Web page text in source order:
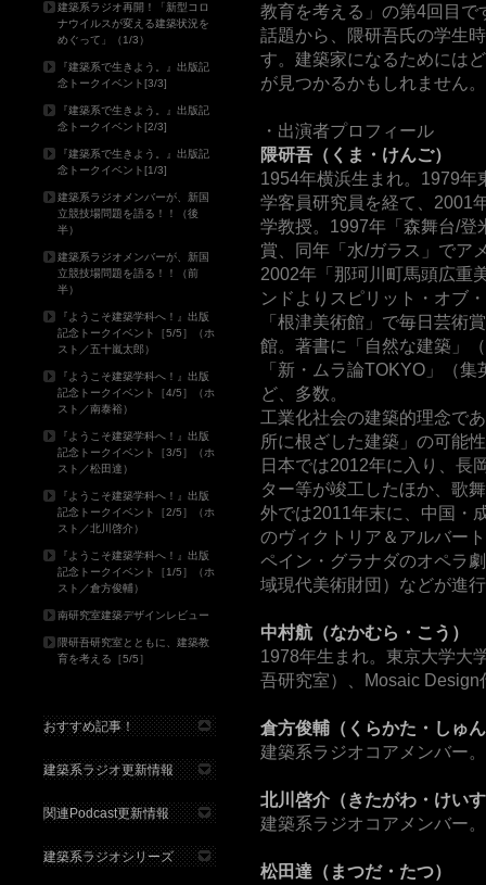
教育を考える」の第4回目
話題から、隈研吾氏の学生
す。建築家になるためには
が見つかるかもしれません
・出演者プロフィール
隈研吾（くま・けんご）
1954年横浜生まれ。1979年
学客員研究員を経て、2001
学教授。1997年「森舞台/登
賞、同年「水/ガラス」でア
2002年「那珂川町馬頭広重
ンドよりスピリット・オブ
「根津美術館」で毎日芸術
館。著書に「自然な建築」
「新・ムラ論TOKYO」（
ど、多数。
工業化社会の建築的理念で
所に根ざした建築」の可能
日本では2012年に入り、長
ター等が竣工したほか、歌
外では2011年末に、中国・
のヴィクトリア＆アルバー
ペイン・グラナダのオペラ
域現代美術財団）などが進
中村航（なかむら・こう）
1978年生まれ。東京大学大
吾研究室）、Mosaic Design
倉方俊輔（くらかた・しゅ
建築系ラジオコアメンバー。
北川啓介（きたがわ・けい
建築系ラジオコアメンバー。
松田達（まつだ・たつ）
建築系ラジオ再開！「新型コロ
ナウイルスが変える建築状況を
めぐって」（1/3）
『建築系で生きよう。』出版記
念トークイベント[3/3]
『建築系で生きよう。』出版記
念トークイベント[2/3]
『建築系で生きよう。』出版記
念トークイベント[1/3]
建築系ラジオメンバーが、新国
立競技場問題を語る！！（後
半）
建築系ラジオメンバーが、新国
立競技場問題を語る！！（前
半）
『ようこそ建築学科へ！』出版
記念トークイベント［5/5］（ホ
スト／五十嵐太郎）
『ようこそ建築学科へ！』出版
記念トークイベント［4/5］（ホ
スト／南泰裕）
『ようこそ建築学科へ！』出版
記念トークイベント［3/5］（ホ
スト／松田達）
『ようこそ建築学科へ！』出版
記念トークイベント［2/5］（ホ
スト／北川啓介）
『ようこそ建築学科へ！』出版
記念トークイベント［1/5］（ホ
スト／倉方俊輔）
南研究室建築デザインレビュー
隈研吾研究室とともに、建築教
育を考える［5/5］
おすすめ記事！
建築系ラジオ更新情報
関連Podcast更新情報
建築系ラジオシリーズ